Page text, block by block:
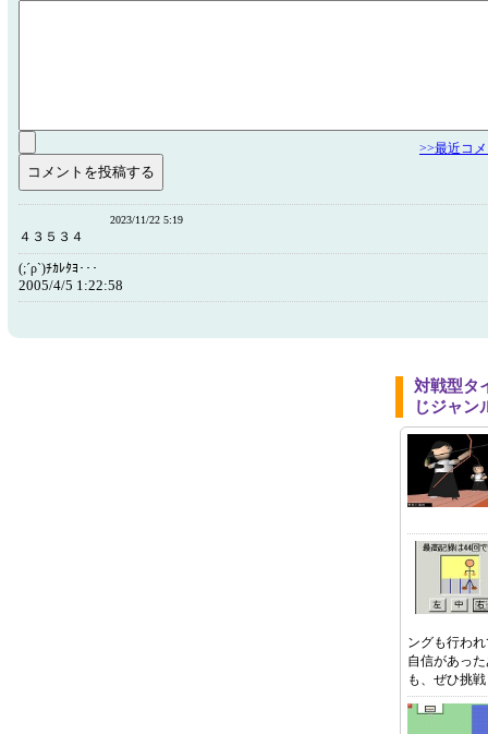
>>最近コ
2023/11/22 5:19
４３５３４
(;´ρ`)ﾁｶﾚﾀﾖ･･･
2005/4/5 1:22:58
対戦型タ
じジャン
ングも行わ
自信があっ
も、ぜひ挑